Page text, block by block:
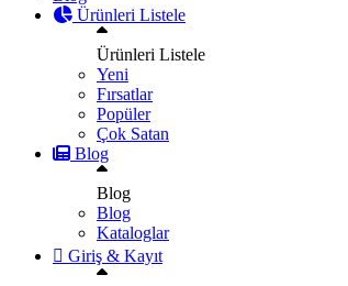
Ürünleri Listele
Ürünleri Listele
Yeni
Fırsatlar
Popüler
Çok Satan
Blog
Blog
Blog
Kataloglar
Giriş & Kayıt